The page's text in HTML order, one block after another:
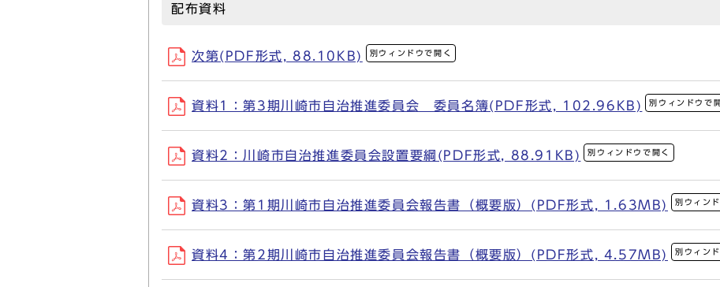
配布資料
次第(PDF形式, 88.10KB) 別ウィンドウで開く
資料1：第3期川崎市自治推進委員会 委員名簿(PDF形式, 102.96KB) 別ウィンドウで
資料2：川崎市自治推進委員会設置要綱(PDF形式, 88.91KB) 別ウィンドウで開く
資料3：第1期川崎市自治推進委員会報告書（概要版）(PDF形式, 1.63MB) 別ウィン
資料4：第2期川崎市自治推進委員会報告書（概要版）(PDF形式, 4.57MB) 別ウィン